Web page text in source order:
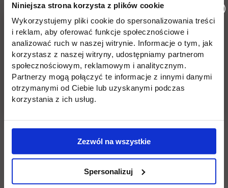
Niniejsza strona korzysta z plików cookie
Wykorzystujemy pliki cookie do spersonalizowania treści
i reklam, aby oferować funkcje społecznościowe i
analizować ruch w naszej witrynie. Informacje o tym, jak
korzystasz z naszej witryny, udostępniamy partnerom
społecznościowym, reklamowym i analitycznym.
Partnerzy mogą połączyć te informacje z innymi danymi
otrzymanymi od Ciebie lub uzyskanymi podczas
korzystania z ich usług.
Zezwól na wszystkie
Spersonalizuj